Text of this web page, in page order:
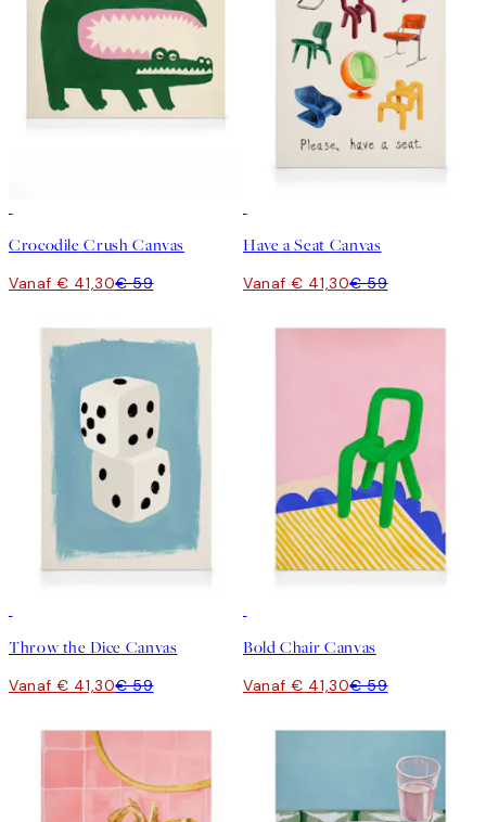
Crocodile Crush Canvas
Vanaf € 41,30€ 59
Have a Seat Canvas
Vanaf € 41,30€ 59
Throw the Dice Canvas
Vanaf € 41,30€ 59
Bold Chair Canvas
Vanaf € 41,30€ 59